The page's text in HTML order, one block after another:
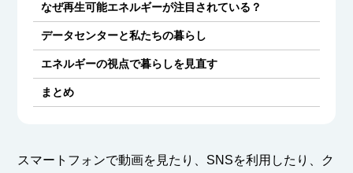
なぜ再生可能エネルギーが注目されている？
データセンターと私たちの暮らし
エネルギーの視点で暮らしを見直す
まとめ
スマートフォンで動画を見たり、SNSを利用したり、ク